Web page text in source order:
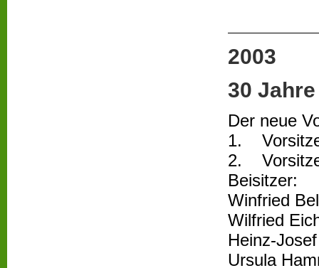
2003
30
Der neue
1.
2.
Beisitzer:
Winfried
Wilfried
Heinz-
Ursula